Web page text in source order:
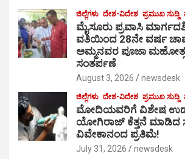
ಜಿಲ್ಲೆಗಳು ದೇಶ-ವಿದೇಶ ಪ್ರಮುಖ ಸುದ್ದಿ
ಮೈಸೂರು ಪ್ರವಾಸಿ
ವತಿಯಿಂದ 28ನೇ ವರ್ಷ
ಅಮ್ಮನವರ ಪೂಜಾ
ಸಂತರ್ಪಣೆ
August 3, 2026 newsdesk
ಜಿಲ್ಲೆಗಳು ದೇಶ-ವಿದೇಶ ಪ್ರಮುಖ ಸುದ್ದಿ
ಮೋದಿಯವರಿಗೆ ವಿಶೇಷ
ಯೋಗಿರಾಜ್ ಕೆತ್ತನೆ ಮಾಡಿದ
ವಿವೇಕಾನಂದ ಪ್ರತಿಮೆ!
July 31, 2026 newsdesk